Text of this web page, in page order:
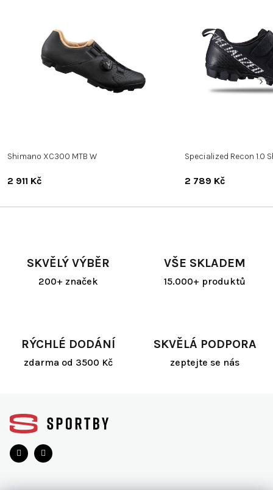
SKVĚLÝ VÝBĚR
200+ značek
VŠE SKLADEM
15.000+ produktů
RÝCHLÉ DODÁNÍ
zdarma od 3500 Kč
SKVĚLÁ PODPORA
zeptejte se nás
Shimano XC300 MTB W
2 911 Kč
Specialized Recon 1.0
2 789 Kč